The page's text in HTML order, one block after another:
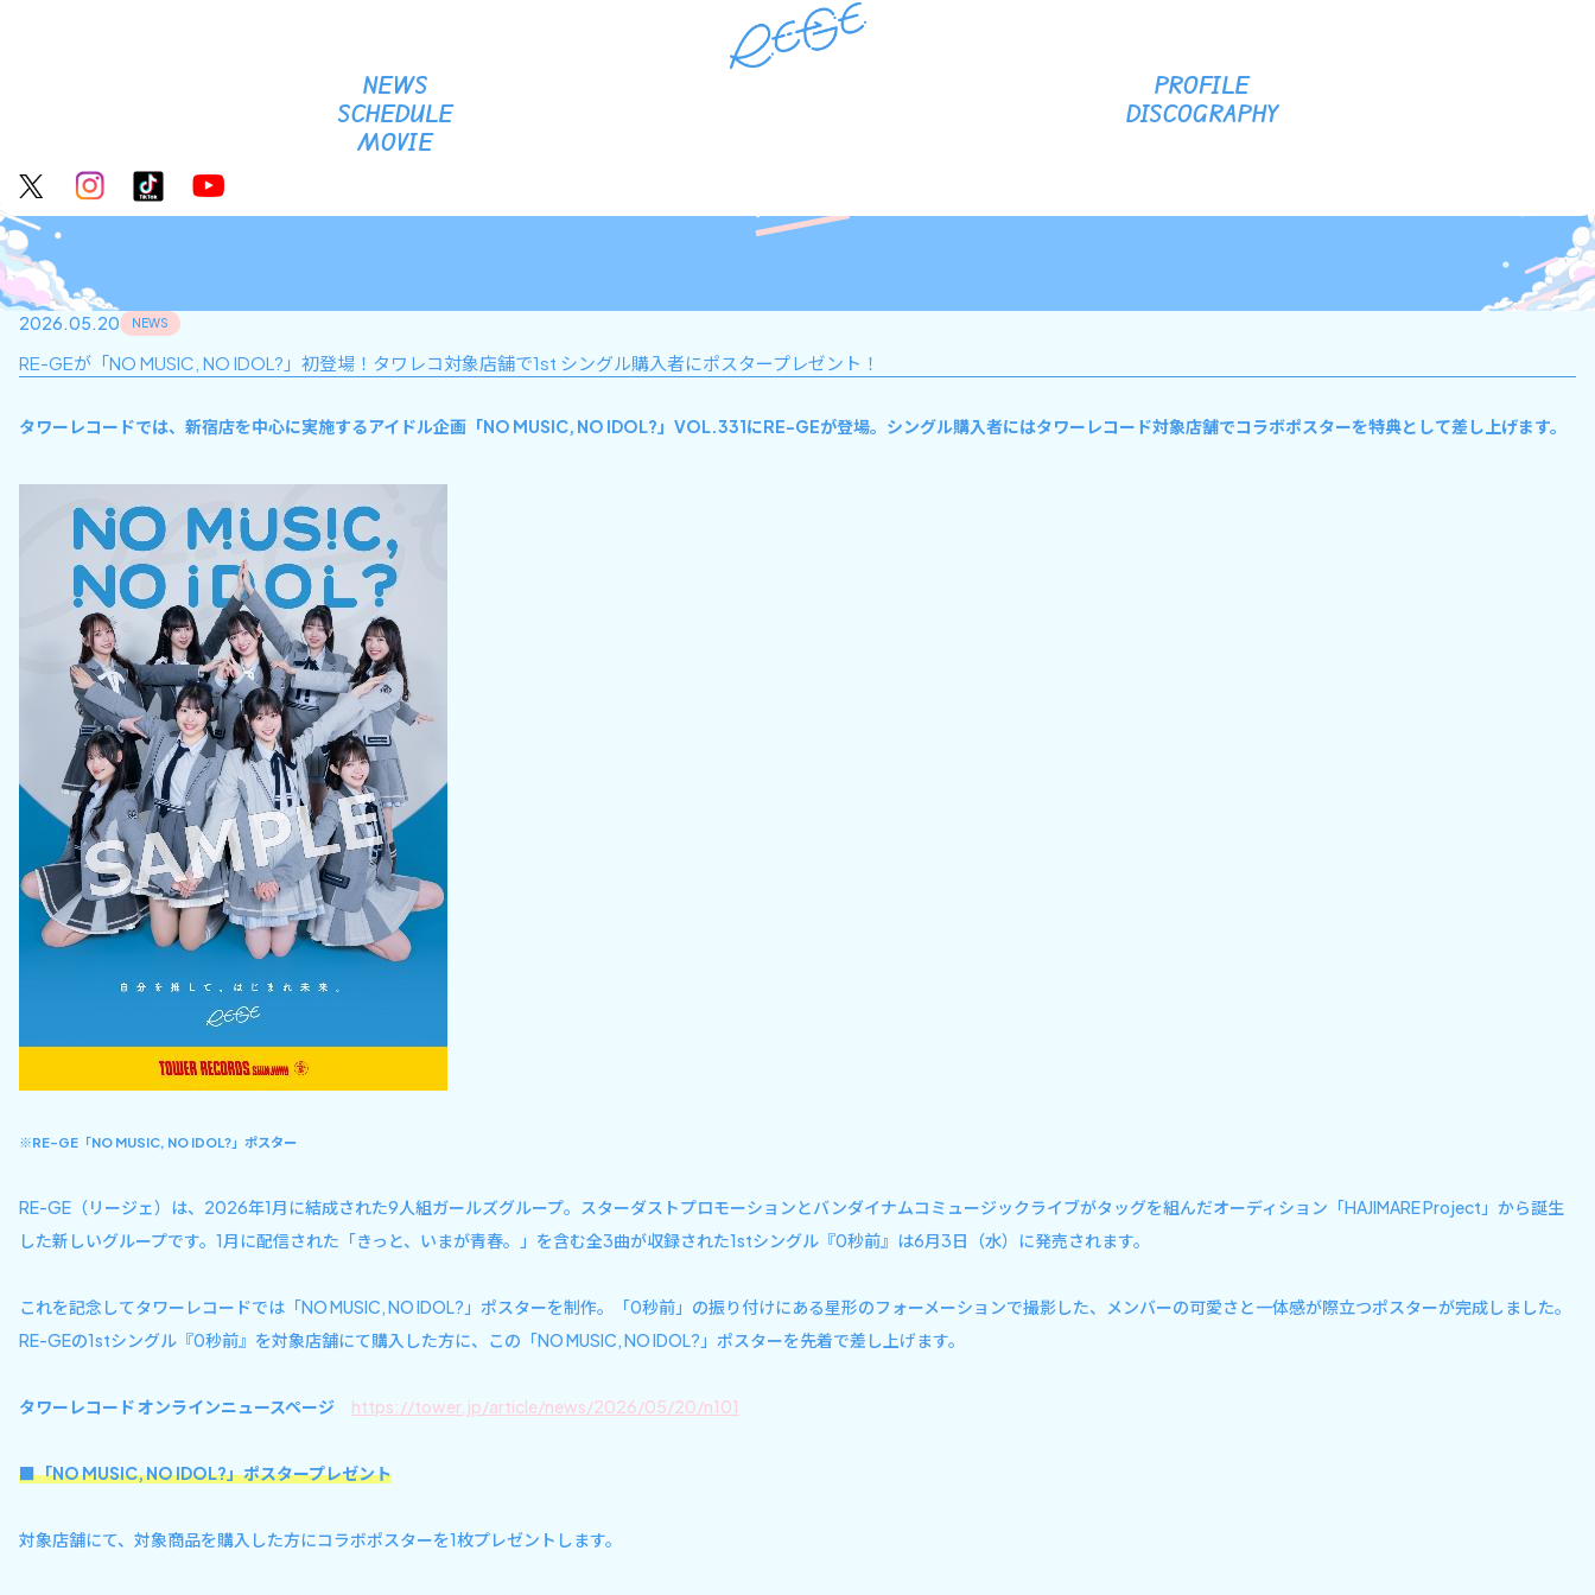
RE-GE Official site
NEWS
PROFILE
SCHEDULE
DISCOGRAPHY
MOVIE
News
2026.05.20 NEWS
RE-GEが「NO MUSIC, NO IDOL?」初登場！タワレコ対象店舗で1st シングル購入者にポスタープレゼント！
タワーレコードでは、新宿店を中心に実施するアイドル企画「NO MUSIC, NO IDOL?」VOL.331にRE-GEが登場。シングル購入者にはタワーレコード対象店舗でコラボポスターを特典として差し上げます。
※RE-GE「NO MUSIC, NO IDOL?」ポスター
RE-GE（リージェ）は、2026年1月に結成された9人組ガールズグループ。スターダストプロモーションとバンダイナムコミュージックライブがタッグを組んだオーディション「HAJIMARE Project」から誕生
した新しいグループです。1月に配信された「きっと、いまが青春。」を含む全3曲が収録された1stシングル『0秒前』は6月3日（水）に発売されます。
これを記念してタワーレコードでは「NO MUSIC, NO IDOL?」ポスターを制作。「0秒前」の振り付けにある星形のフォーメーションで撮影した、メンバーの可愛さと一体感が際立つポスターが完成しました。
RE-GEの1stシングル『0秒前』を対象店舗にて購入した方に、この「NO MUSIC, NO IDOL?」ポスターを先着で差し上げます。
タワーレコード オンラインニュースページ https://tower.jp/article/news/2026/05/20/n101
■「NO MUSIC, NO IDOL?」ポスタープレゼント
対象店舗にて、対象商品を購入した方にコラボポスターを1枚プレゼントします。